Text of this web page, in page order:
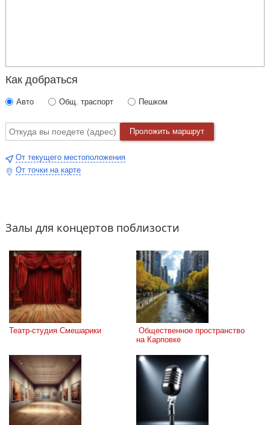
Как добраться
Авто Общ. траспорт Пешком
Проложить маршрут
От текущего местоположения
От точки на карте
Залы для концертов поблизости
Театр-студия Смешарики
на Карповке